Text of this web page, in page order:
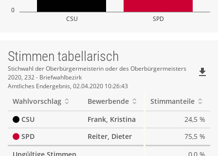
0
CSU SPD
Stimmen tabellarisch
Stimmen
tabellarisch
Stichwahl der Oberbürgermeisterin oder des Oberbürgermeisters
2020, 232 - Briefwahlbezirk
Amtliches Endergebnis, 02.04.2020 10:26:43
file_download
Wahlvorschlag Bewerbende
Stimmanteile
CSU
Frank, Kristina
24,5 %
SPD
Reiter, Dieter
75,5 %